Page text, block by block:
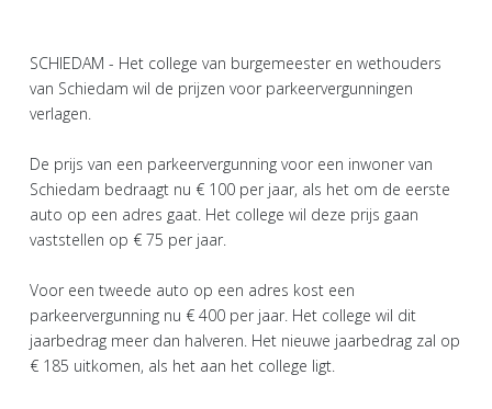
SCHIEDAM - Het college van burgemeester en wethouders
van Schiedam wil de prijzen voor parkeervergunningen
verlagen.
De prijs van een parkeervergunning voor een inwoner van
Schiedam bedraagt nu € 100 per jaar, als het om de eerste
auto op een adres gaat. Het college wil deze prijs gaan
vaststellen op € 75 per jaar.
Voor een tweede auto op een adres kost een
parkeervergunning nu € 400 per jaar. Het college wil dit
jaarbedrag meer dan halveren. Het nieuwe jaarbedrag zal op
€ 185 uitkomen, als het aan het college ligt.